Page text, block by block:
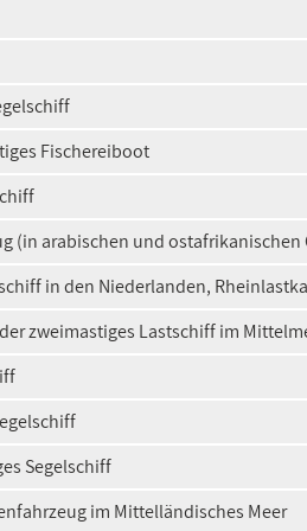
Fischereiboot
(in arabischen und ostafrikanischen
in den Niederlanden,
zweimastiges Lastschiff im
Segelschiff
im Mittelländisches Meer